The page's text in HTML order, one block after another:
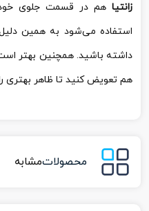
زانتیا هم در قسمت جلوی
استفاده می‌شود به همین
داشته باشید. همچنین بهتر
هم تعویض کنید تا ظاهر بهتری
محصولاتمشابه